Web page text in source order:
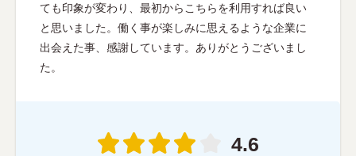
ても印象が変わり、最初からこちらを利用すれば良い
と思いました。働く事が楽しみに思えるような企業に
出会えた事、感謝しています。ありがとうございまし
た。
4.6